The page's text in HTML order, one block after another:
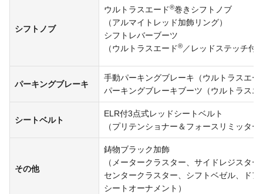
シフトノブ
ウルトラスエード®巻きシフトノブ
（アルマイトレッド加飾リング）
シフトレバーブーツ
（ウルトラスエード®／レッドステッチ付
パーキングブレーキ
手動パーキングブレーキ（ウルトラスエー
パーキングブレーキブーツ（ウルトラスエ
シートベルト
ELR付3点式レッドシートベルト
（プリテンショナー＆フォースリミッタ
その他
鋳物ブラック加飾
（メータークラスター、サイドレジスター
センタークラスター、 シフトベゼル、
ド
シートオーナメント）